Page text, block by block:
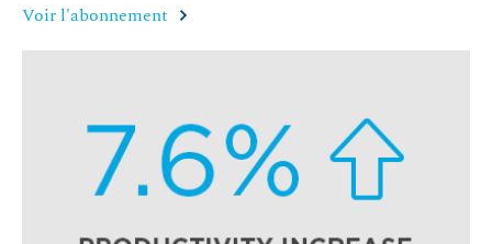
Voir l'abonnement